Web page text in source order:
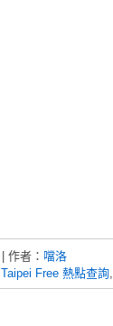
| 作者： 噹洛
Taipei Free 熱點查詢,